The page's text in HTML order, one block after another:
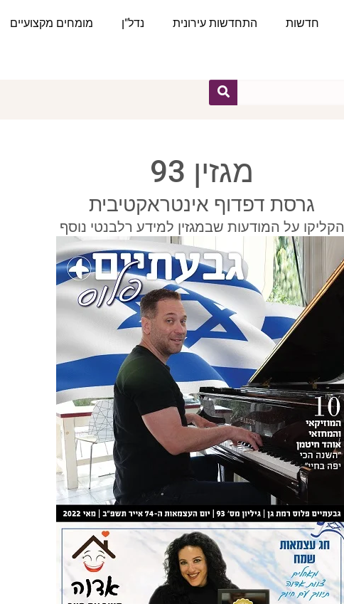
חדשות התחדשות עירונית נדל"ן מומחים מקצועיים
מגזין 93
גרסת דפדוף אינטראקטיבית
הקליקו על המודעות שבמגזין למידע רלבנטי נוסף